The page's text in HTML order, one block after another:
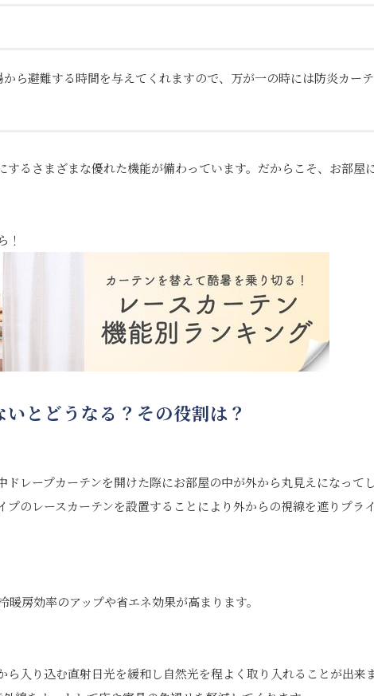
ら避難する時間を与えてくれますので、万が一の時には防炎カー
するさまざまな優れた機能が備わっています。だからこそ、お部屋
！
とどうなる？その役割は？
ドレープカーテンを開けた際にお部屋の中が外から丸見えになって
のレースカーテンを設置することにより外からの視線を遮りプラ
房効率のアップや省エネ効果が高まります。
ら入り込む直射日光を緩和し自然光を程よく取り入れることが出来